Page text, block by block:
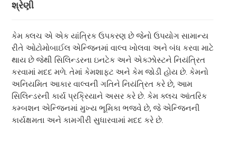
શ્રેણી
કેમ ક્લચ એ એક યાંત્રિક ઉપકરણ છે જેનો ઉપયોગ સામાન્ય
રીતે ઓટોમોબાઈલ એન્જિનમાં વાલ્વ ખોલવા અને બંધ કરવા માટે
થાય છે જેથી સિલિન્ડરના ઇનટેક અને એક્ઝોસ્ટને નિયંત્રિત
કરવામાં મદદ મળે. તેમાં કેમશાફ્ટ અને કેમ જોડી હોય છે. કેમનો
અનિયમિત આકાર વાલ્વની ગતિને નિયંત્રિત કરે છે, આમ
સિલિન્ડરની કાર્ય પ્રક્રિયાને અસર કરે છે. કેમ ક્લચ આંતરિક
કમ્બશન એન્જિનમાં મુખ્ય ભૂમિકા ભજવે છે, જે એન્જિનની
કાર્યક્ષમતા અને કામગીરી સુધારવામાં મદદ કરે છે.